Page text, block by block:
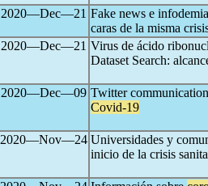
2020―Dec―21 Fake news e
caras de la misma
2020―Dec―21 Virus de ácido
Dataset Search:
2020―Dec―09 Twitter
Covid-19
2020―Nov―24 Universidades y
inicio de la crisis